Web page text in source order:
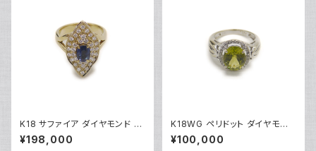
K18 サファイア ダイヤモンド デ
ザインリング 18金 指輪 12号 Y
05246
¥198,000
K18WG ペリドット ダイヤモンド
デザインリング 18金 ホワイトゴ
ールド 指輪 9号 Y04916
¥100,000